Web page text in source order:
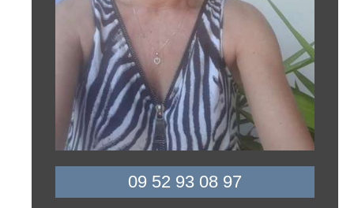
09 52 93 08 97